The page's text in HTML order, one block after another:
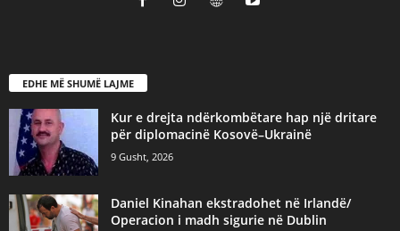
EDHE MË SHUMË LAJME
Kur e drejta ndërkombëtare hap një dritare
për diplomacinë Kosovë–Ukrainë
9 Gusht, 2026
Daniel Kinahan ekstradohet në Irlandë/
Operacion i madh sigurie në Dublin